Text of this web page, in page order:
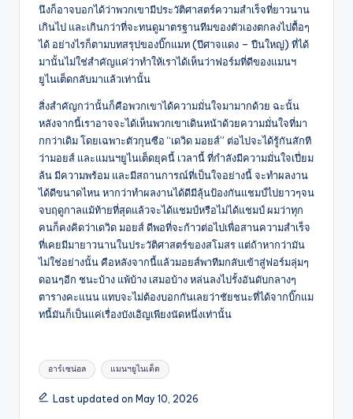
นึงก็อาจบอกได้ว่าพวกเขามีประวัติศาสตร์ความสำเร็จที่ยาวนาน
เกินไป และเกินกว่าที่จะทนดูมาตรฐานทีมของตัวเองตกลงไปดื้อๆ
ได้ อย่างไรก็ตามบทสรุปของบิ๊กแมท (ปีศาจแดง – ปืนใหญ่) ที่ได้
มานั้นไม่ใช่สำคัญแค่ว่าทำให้เราได้เห็นว่าฟอร์มที่ดีของแมนฯ
ยูไนเต็ดกลับมาแล้วเท่านั้น
สิ่งสำคัญกว่านั้นก็คือพวกเขาได้ความมั่นใจมามากด้วย ฉะนั้น
หลังจากนี้เราอาจจะได้เห็นพวกเขาเดินหน้าด้วยความมั่นใจที่มา
กกว่าเดิม โดยเฉพาะตัวกุนซือ “เดวิด มอยส์” ต่อไปจะได้รู้กันสักที
ว่ามอยส์ และแมนฯยูไนเต็ดยุคนี้ เวลานี้ ที่กำลังมีความมั่นใจเปี่ยม
ล้น มีความพร้อม และมีสถานการณ์ที่เป็นใจอย่างนี้ จะทำผลงาน
ได้ดีขนาดไหน หากว่าทำผลงานได้ดีมีลุ้นป้องกันแชมป์ไปยาวๆจน
จบฤดูกาลแม้ท้ายที่สุดแล้วจะได้แชมป์หรือไม่ได้แชมป์ ผมว่าทุก
คนก็คงคิดว่าเดวิด มอยส์ ดีพอที่จะก้าวต่อไปเพื่อสานความสำเร็จ
ที่เคยมีมายาวนานในประวัติศาสตร์ของสโมสร แต่ถ้าหากว่ามัน
ไม่ใช่อย่างนั้น คือหลังจากนี้แล้วมอยส์พาทีมกลับเข้าสู่ฟอร์มลุ่มๆ
ดอนๆอีก ชนะบ้าง แพ้บ้าง เสมอบ้าง หล่นลงไปรั้งอันดับกลางๆ
ตารางคะแนน แทบจะไม่ต้องบอกกันเลยว่าชัยชนะที่ได้จากบิ๊กแม
ทนี้มันก็เป็นแค่เรื่องบังเอิญเพียงนัดหนึ่งเท่านั้น
Tags:
อาร์เซน่อล แมนฯยูไนเต็ด
Last updated on May 10, 2026